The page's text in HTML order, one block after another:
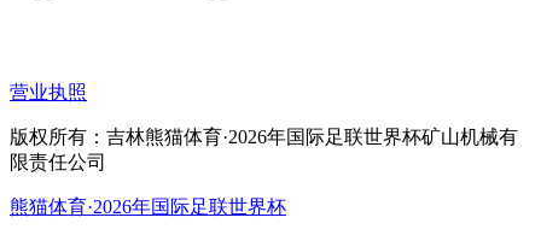
营业执照
版权所有：吉林熊猫体育·2026年国际足联世界杯矿山机械有
限责任公司
熊猫体育·2026年国际足联世界杯